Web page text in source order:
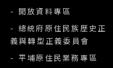
- 開放資料專區
- 總統府原住民族歷史正
義與轉型正義委員會
- 平埔原住民業務專區